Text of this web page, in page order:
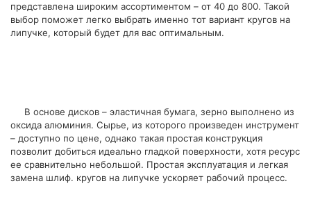
представлена широким ассортиментом – от 40 до 800. Такой
выбор поможет легко выбрать именно тот вариант кругов на
липучке, который будет для вас оптимальным.
В основе дисков – эластичная бумага, зерно выполнено из
оксида алюминия. Сырье, из которого произведен инструмент
– доступно по цене, однако такая простая конструкция
позволит добиться идеально гладкой поверхности, хотя ресурс
ее сравнительно небольшой. Простая эксплуатация и легкая
замена шлиф. кругов на липучке ускоряет рабочий процесс.